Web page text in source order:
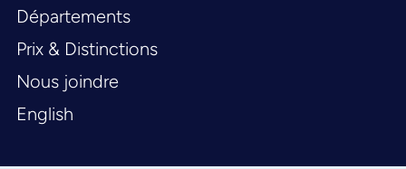
Départements
Prix & Distinctions
Nous joindre
English